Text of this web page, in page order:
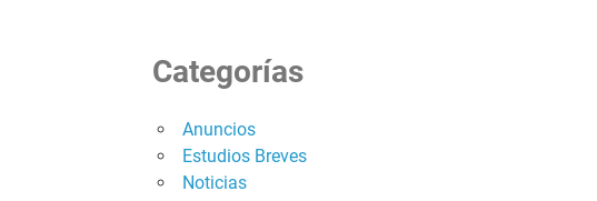
Categorías
Anuncios
Estudios Breves
Noticias